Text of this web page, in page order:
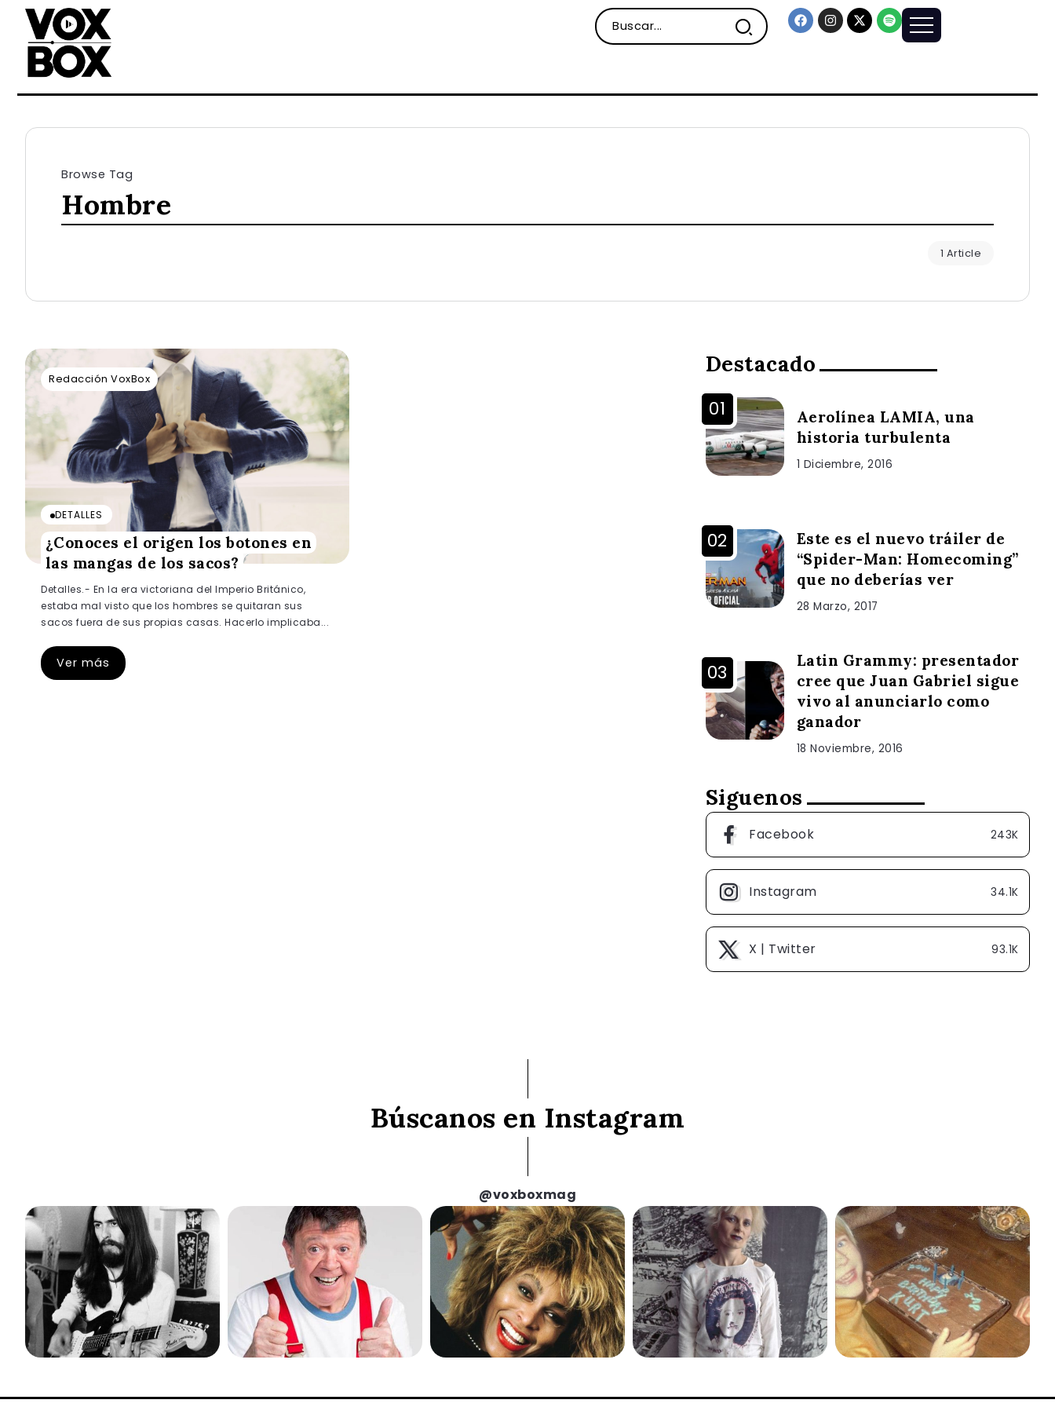
Browse Tag
Hombre
1 Article
Redacción VoxBox
DETALLES
¿Conoces el origen los botones en
las mangas de los sacos?
Detalles.- En la era victoriana del Imperio Británico,
estaba mal visto que los hombres se quitaran sus
sacos fuera de sus propias casas. Hacerlo implicaba...
Ver más
Destacado
Aerolínea LAMIA, una
historia turbulenta
1 Diciembre, 2016
Este es el nuevo tráiler de
“Spider-Man: Homecoming”
que no deberías ver
28 Marzo, 2017
Latin Grammy: presentador
cree que Juan Gabriel sigue
vivo al anunciarlo como
ganador
18 Noviembre, 2016
Siguenos
Facebook 243K
Instagram 34.1K
X | Twitter 93.1K
Búscanos en Instagram
@voxboxmag